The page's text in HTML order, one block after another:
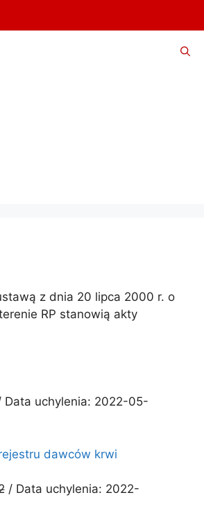
z dnia 20 lipca 2000 r. o
RP stanowią akty
uchylenia: 2022-05-
dawców krwi
/ Data uchylenia: 2022-